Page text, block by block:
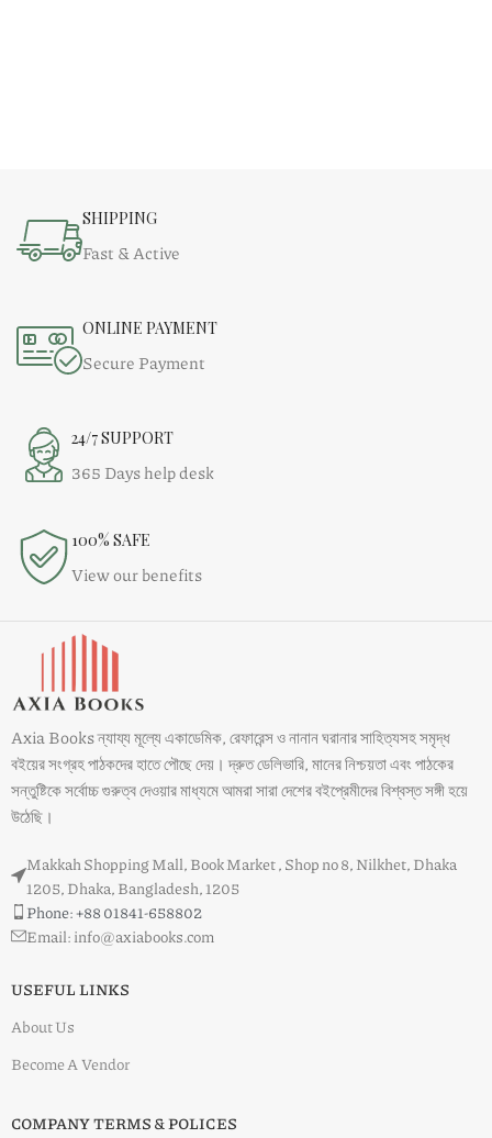
SHIPPING
Fast & Active
ONLINE PAYMENT
Secure Payment
24/7 SUPPORT
365 Days help desk
100% SAFE
View our benefits
Axia Books ন্যায্য মূল্যে একাডেমিক, রেফারেন্স ও নানান ঘরানার সাহিত্যসহ সমৃদ্ধ
বইয়ের সংগ্রহ পাঠকদের হাতে পৌছে দেয়। দ্রুত ডেলিভারি, মানের নিশ্চয়তা এবং পাঠকের
সন্তুষ্টিকে সর্বোচ্চ গুরুত্ব দেওয়ার মাধ্যমে আমরা সারা দেশের বইপ্রেমীদের বিশ্বস্ত সঙ্গী হয়ে
উঠেছি।
Makkah Shopping Mall, Book Market , Shop no 8, Nilkhet, Dhaka
1205, Dhaka, Bangladesh, 1205
Phone: +88 01841-658802
Email: info@axiabooks.com
USEFUL LINKS
About Us
Become A Vendor
COMPANY TERMS & POLICES